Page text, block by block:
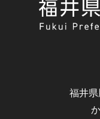
福井